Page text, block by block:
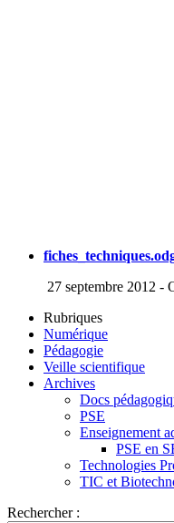
27 septembre 2012 -
Rubriques
Numérique
Pédagogie
Veille scientifique
Archives
Docs
PSE
Enseignement
PSE en
Technologies
TIC et
Rechercher :